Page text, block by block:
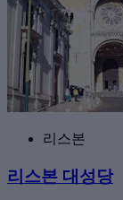
리스본
리스본 대성당